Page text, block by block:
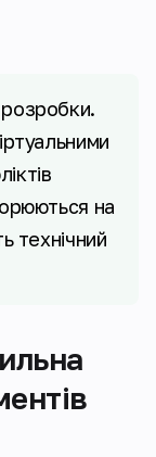
на
технічний